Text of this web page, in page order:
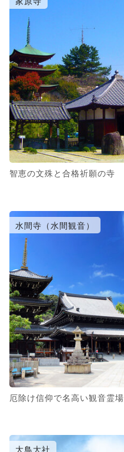
智恵の文殊と合格祈願の寺
水間寺（水間観音）
厄除け信仰で名高い観音霊場
大鳥大社